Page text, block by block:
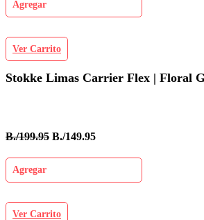
Agregar
Ver Carrito
Stokke Limas Carrier Flex | Floral
B./199.95 B./149.95
Agregar
Ver Carrito